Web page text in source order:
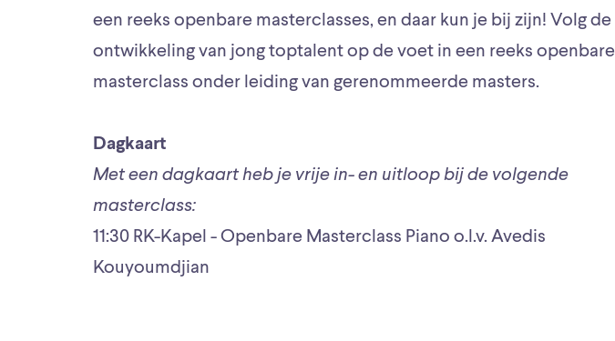
een reeks openbare masterclasses, en daar kun je bij zijn! Volg de
ontwikkeling van jong toptalent op de voet in een reeks openbare
masterclass onder leiding van gerenommeerde masters.
Dagkaart
Met een dagkaart heb je vrije in- en uitloop bij de volgende
masterclass:
11:30 RK-Kapel - Openbare Masterclass Piano o.l.v. Avedis
Kouyoumdjian